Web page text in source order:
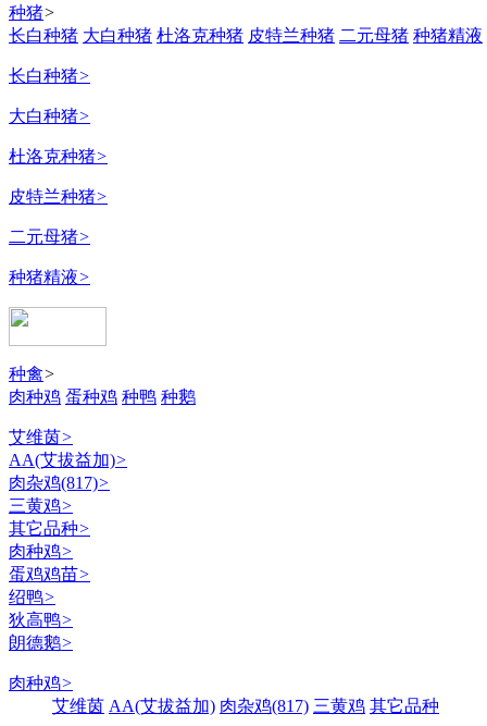
种猪>
长白种猪 大白种猪 杜洛克种猪 皮特兰种猪 二元母猪 种猪精液
长白种猪>
大白种猪>
杜洛克种猪>
皮特兰种猪>
二元母猪>
种猪精液>
种禽>
肉种鸡 蛋种鸡 种鸭 种鹅
艾维茵>
AA(艾拔益加)>
肉杂鸡(817)>
三黄鸡>
其它品种>
肉种鸡>
蛋鸡鸡苗>
绍鸭>
狄高鸭>
朗德鹅>
肉种鸡>
艾维茵 AA(艾拔益加) 肉杂鸡(817) 三黄鸡 其它品种